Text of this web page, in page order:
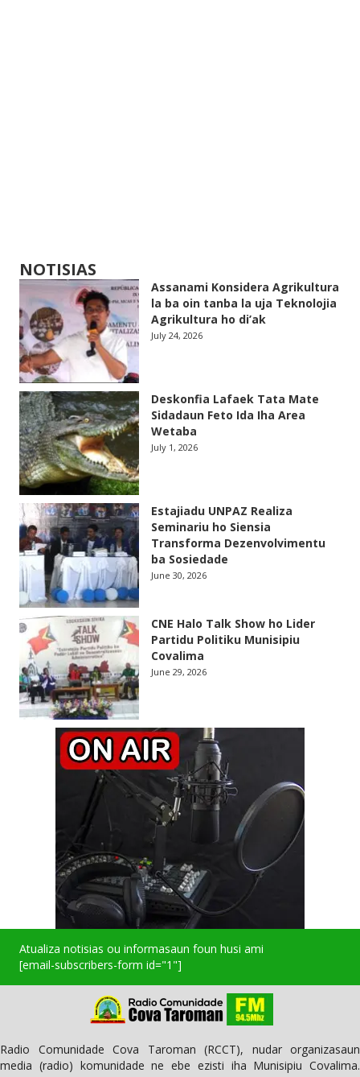
NOTISIAS
Assanami Konsidera Agrikultura
la ba oin tanba la uja Teknolojia
Agrikultura ho di’ak
July 24, 2026
Deskonfia Lafaek Tata Mate
Sidadaun Feto Ida Iha Area
Wetaba
July 1, 2026
Estajiadu UNPAZ Realiza
Seminariu ho Siensia
Transforma Dezenvolvimentu
ba Sosiedade
June 30, 2026
CNE Halo Talk Show ho Lider
Partidu Politiku Munisipiu
Covalima
June 29, 2026
Atualiza notisias ou informasaun foun husi ami
[email-subscribers-form id="1"]
Radio Comunidade Cova Taroman (RCCT), nudar organizasaun
media (radio) komunidade ne ebe ezisti iha Munisipiu Covalima.